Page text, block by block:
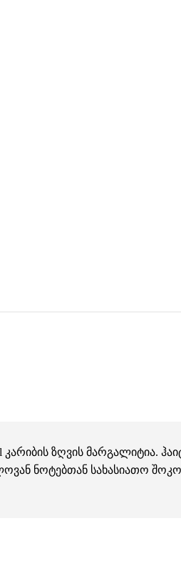
კარიბის ზღვის მარგალიტია.
ნოტებთან სახასიათო